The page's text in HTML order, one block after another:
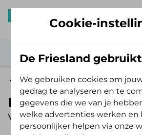
Zelf Bewust Polis
Plastische chirurgie
Vergoeding 2026
Cookie-
De Friesland
We gebruiken cookies om
gedrag te analyseren en te
gegevens die we van je
welke advertenties werken en
persoonlijker helpen via onze